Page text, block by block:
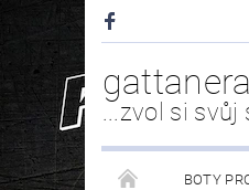
...zvol si svůj
BOTY